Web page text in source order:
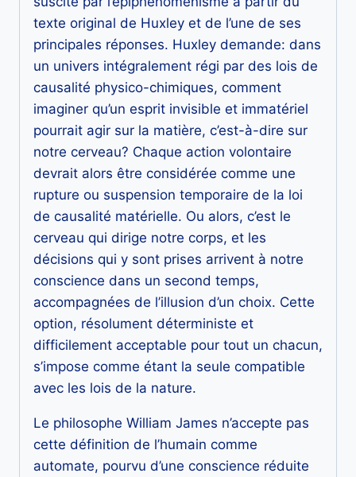
texte original de Huxley et de l’une de ses
principales réponses. Huxley demande: dans
un univers intégralement régi par des lois de
causalité physico-chimiques, comment
imaginer qu’un esprit invisible et immatériel
pourrait agir sur la matière, c’est-à-dire sur
notre cerveau? Chaque action volontaire
devrait alors être considérée comme une
rupture ou suspension temporaire de la loi
de causalité matérielle. Ou alors, c’est le
cerveau qui dirige notre corps, et les
décisions qui y sont prises arrivent à notre
conscience dans un second temps,
accompagnées de l’illusion d’un choix. Cette
option, résolument déterministe et
difficilement acceptable pour tout un chacun,
s’impose comme étant la seule compatible
avec les lois de la nature.
Le philosophe William James n’accepte pas
cette définition de l’humain comme
automate, pourvu d’une conscience réduite